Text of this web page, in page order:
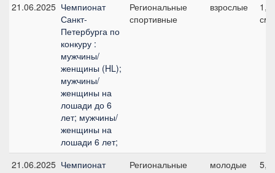
21.06.2025 Чемпионат
Санкт-
Петербурга по
конкуру :
мужчины/
женщины (HL);
мужчины/
женщины на
лошади до 6
лет; мужчины/
женщины на
лошади 6 лет;
Региональные
спортивные
взрослые
1,
см
21.06.2025 Чемпионат
Региональные
молодые
5,